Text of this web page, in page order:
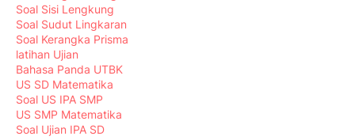
Soal Sisi Lengkung
Soal Sudut Lingkaran
Soal Kerangka Prisma
latihan Ujian
Bahasa Panda UTBK
US SD Matematika
Soal US IPA SMP
US SMP Matematika
Soal Ujian IPA SD